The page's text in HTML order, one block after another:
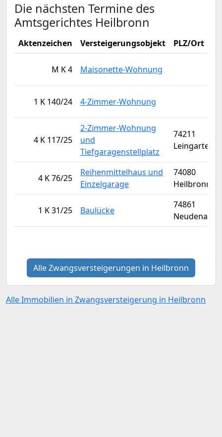
Die nächsten Termine des
Amtsgerichtes Heilbronn
Aktenzeichen Versteigerungsobjekt PLZ/Ort
M K 4 Maisonette-Wohnung
1 K 140/24 4-Zimmer-Wohnung
4 K 117/25
2-Zimmer-Wohnung
und
Tiefgaragenstellplatz
74211
Leingarten
4 K 76/25
Reihenmittelhaus und
Einzelgarage
74080
Heilbronn
1 K 31/25 Baulücke
74861
Neudenau
Alle Zwangsversteigerungen in Heilbronn
Alle Immobilien in Zwangsversteigerung in Heilbronn